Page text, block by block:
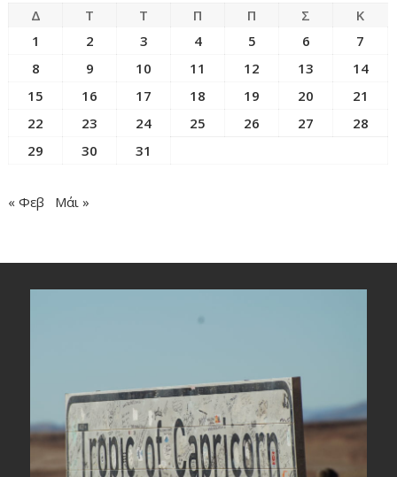
Δ Τ Τ Π Π Σ
Κ
1
2 3 4 5 6
7
8
9 10 11 12 13
14
15
16 17 18 19 20
21
22
23 24 25 26 27
28
29
30 31
« Φεβ Μάι »